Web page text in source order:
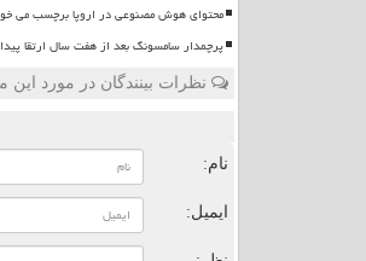
محتوای هوش مصنوعی در اروپا برچسب می
پرچمدار سامسونگ بعد از هفت سال ارتقا
نظرات بینندگان در مورد
نام:
ایمیل: